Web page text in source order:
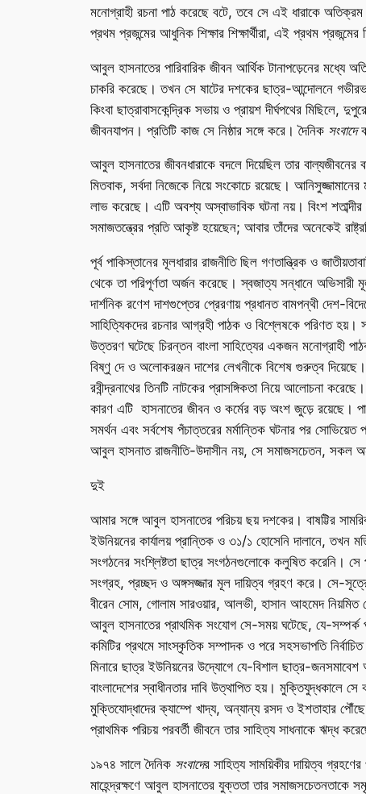
মনোগ্রাহী রচনা পাঠ করেছে বটে, তবে সে এই ধারাকে
প্রথম প্রজন্মের আধুনিক শিক্ষার শিক্ষার্থীরা, এই প্রথম
আবুল হাসনাতের পারিবারিক জীবন আর্থিক টানাপড়েনের মধ্যে
চাকরি করেছে। তখন সে ষাটের দশকের ছাত্র-আন্দোলনে
কিংবা ছাত্রাবাসকেন্দ্রিক সভায় ও প্রায়শ দীর্ঘপথের মিছিলে,
জীবনযাপন। প্রতিটি কাজ সে নিষ্ঠার সঙ্গে করে। দৈনিক সংবাদে
আবুল হাসনাতের জীবনধারাকে বদলে দিয়েছিল তার
মিতবাক, সর্বদা নিজেকে নিয়ে সংকোচে রয়েছে।
লাভ করেছে। এটি অবশ্য অস্বাভাবিক ঘটনা নয়। বিংশ শতাব্দীর
সমাজতন্ত্রের প্রতি আকৃষ্ট হয়েছেন; আবার তাঁদের অনেকেই
পূর্ব পাকিস্তানের মূলধারার রাজনীতি ছিল গণতান্ত্রিক ও
থেকে তা পরিপূর্ণতা অর্জন করেছে। স্বজাত্য সন্ধানে
দার্শনিক রণেশ দাশগুপ্তের প্রেরণায় প্রধানত বামপন্থী দেশ-
সাহিত্যিকদের রচনার আগ্রহী পাঠক ও বিশ্লেষকে পরিণত হয়।
উত্তরণ ঘটেছে চিরন্তন বাংলা সাহিত্যের একজন মনোগ্রাহী
বিষ্ণু দে ও অলোকরঞ্জন দাশের লেখনীকে বিশেষ গুরুত্ব দিয়েছে।
রবীন্দ্রনাথের তিনটি নাটকের প্রাসঙ্গিকতা নিয়ে আলোচনা
কারণ এটি হাসনাতের জীবন ও কর্মের বড় অংশ জুড়ে রয়েছে।
সমর্থন এবং সর্বশেষ পঁচাত্তরের মর্মান্তিক ঘটনার পর সোভিয়েত
আবুল হাসনাত রাজনীতি-উদাসীন নয়, সে সমাজসচেতন, সকল
দুই
আমার সঙ্গে আবুল হাসনাতের পরিচয় ছয় দশকের। বাষট্টির
ইউনিয়নের কার্যালয় প্রান্তিক ও ৩১/১ হোসেনি দালানে,
সংগঠনের সংশ্লিষ্টতা ছাত্র সংগঠনগুলোকে কলুষিত করেনি।
সংগ্রহ, প্রচ্ছদ ও অঙ্গসজ্জার মূল দায়িত্ব গ্রহণ করে। সে-
বীরেন সোম, গোলাম সারওয়ার, আলভী, হাসান আহমেদ নিয়মিত
আবুল হাসনাতের প্রাথমিক সংযোগ সে-সময় ঘটেছে, যে-সম্পর্ক
কমিটির প্রথমে সাংস্কৃতিক সম্পাদক ও পরে সহসভাপতি
মিনারে ছাত্র ইউনিয়নের উদ্যোগে যে-বিশাল ছাত্র-
বাংলাদেশের স্বাধীনতার দাবি উত্থাপিত হয়। মুক্তিযুদ্ধকালে
মুক্তিযোদ্ধাদের ক্যাম্পে খাদ্য, অন্যান্য রসদ ও ইশতাহার পৌঁছে
প্রাথমিক পরিচয় পরবর্তী জীবনে তার সাহিত্য সাধনাকে ঋদ্ধ
১৯৭৪ সালে দৈনিক সংবাদের সাহিত্য সাময়িকীর দায়িত্ব
মাহেন্দ্রক্ষণে আবুল হাসনাতের যুক্ততা তার সমাজসচেতনতাকে